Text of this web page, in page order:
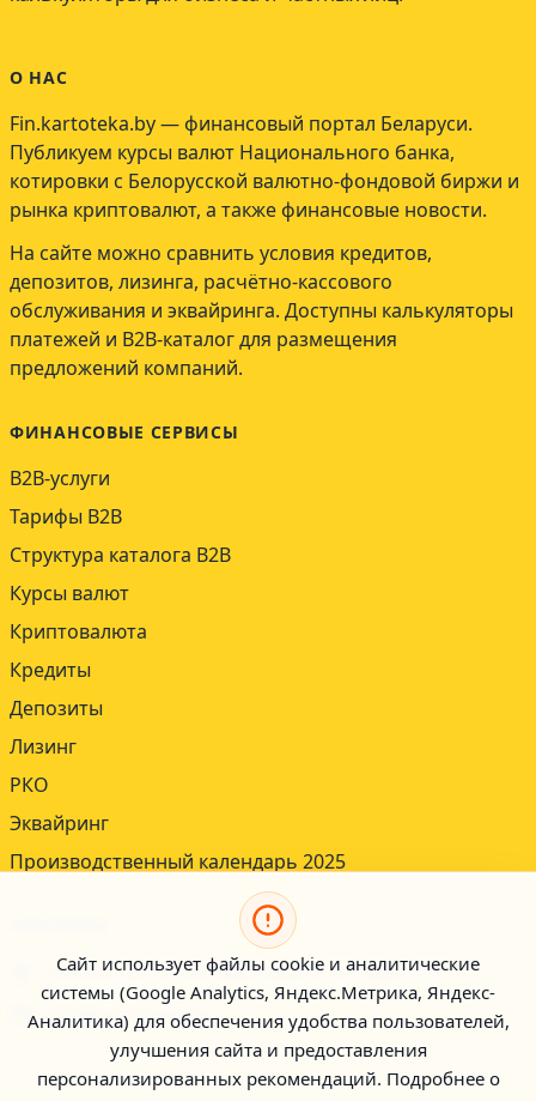
О НАС
Fin.kartoteka.by — финансовый портал Беларуси.
Публикуем курсы валют Национального банка,
котировки с Белорусской валютно-фондовой биржи и
рынка криптовалют, а также финансовые новости.
На сайте можно сравнить условия кредитов,
депозитов, лизинга, расчётно-кассового
обслуживания и эквайринга. Доступны калькуляторы
платежей и B2B-каталог для размещения
предложений компаний.
ФИНАНСОВЫЕ СЕРВИСЫ
B2B-услуги
Тарифы B2B
Структура каталога B2B
Курсы валют
Криптовалюта
Кредиты
Депозиты
Лизинг
РКО
Эквайринг
Производственный календарь 2025
г.Минск, ул. Болеслава Берута 3Б, офис 212
b2b@kartoteka.by
Сайт использует файлы cookie и аналитические
системы (Google Analytics, Яндекс.Метрика, Яндекс-
Аналитика) для обеспечения удобства пользователей,
улучшения сайта и предоставления
персонализированных рекомендаций. Подробнее о